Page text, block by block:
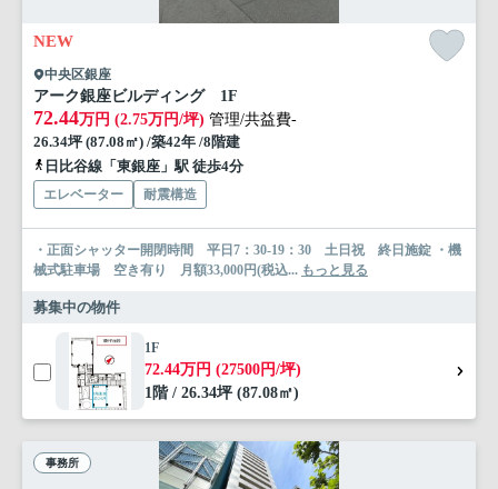
NEW
中央区銀座
アーク銀座ビルディング 1F
72.44万円 (2.75万円/坪) 管理/共益費-
26.34坪 (87.08㎡) /築42年 /8階建
日比谷線「東銀座」駅 徒歩4分
エレベーター 耐震構造
・正面シャッター開閉時間 平日7：30-19：30 土日祝 終日施錠 ・機
械式駐車場 空き有り 月額33,000円(税込... もっと見る
募集中の物件
1F
72.44万円 (27500円/坪)
1階 / 26.34坪 (87.08㎡)
事務所